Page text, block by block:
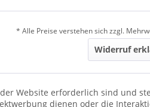
* Alle Preise verstehen sich zzgl.
Widerruf
Website erforderlich sind und
dienen oder die